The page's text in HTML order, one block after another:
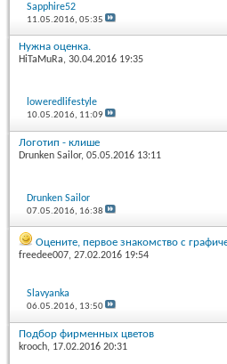
Sapphire52
11.05.2016,05:35
Нужна оценка.
HiTaMuRa, 30.04.2016 19:35
loweredlifestyle
10.05.2016, 11:09
Логотип - клише
Drunken Sailor, 05.05.2016 13:11
Drunken Sailor
07.05.2016, 16:38
Оцените, первое знакомство с
freedee007, 27.02.2016 19:54
Slavyanka
06.05.2016, 13:50
Подбор фирменных цветов
krooch, 17.02.2016 20:31